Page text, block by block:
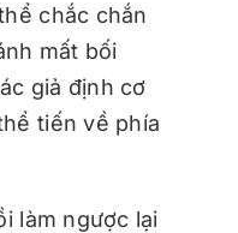
chắc chắn
mất bối
giả định cơ
tiến về phía
làm ngược lại